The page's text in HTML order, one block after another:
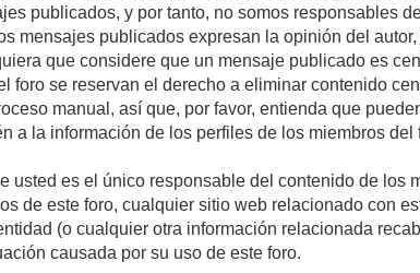
publicados, y por tanto, no somos responsables
mensajes publicados expresan la opinión del
que considere que un mensaje publicado es
foro se reservan el derecho a eliminar contenido
manual, así que, por favor, entienda que
a la información de los perfiles de los miembros del
usted es el único responsable del contenido de
de este foro, cualquier sitio web relacionado con
(o cualquier otra información relacionada
causada por su uso de este foro.